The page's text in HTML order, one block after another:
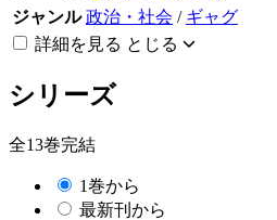
ジャンル 政治・社会 / ギャグ
詳細を見る とじる
シリーズ
全13巻完結
1巻から
最新刊から